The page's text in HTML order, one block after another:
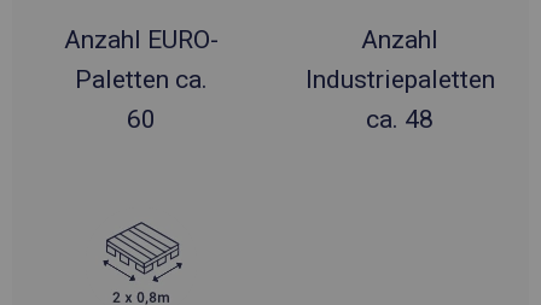
Anzahl EURO-
Paletten ca.
60
Anzahl
Industriepaletten
ca. 48